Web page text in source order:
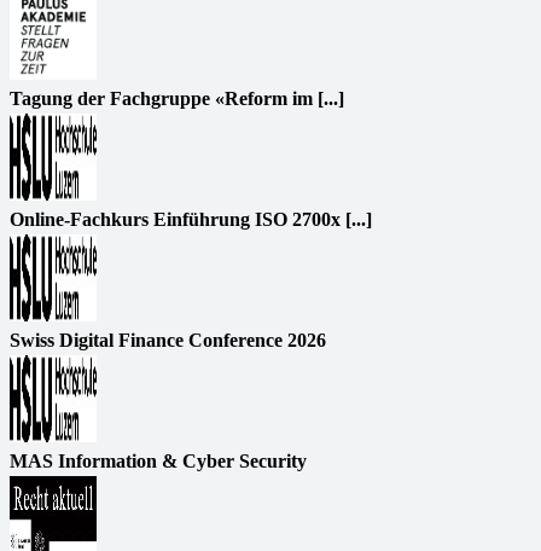
Tagung der Fachgruppe «Reform im [...]
Online-Fachkurs Einführung ISO 2700x [...]
Swiss Digital Finance Conference 2026
MAS Information & Cyber Security